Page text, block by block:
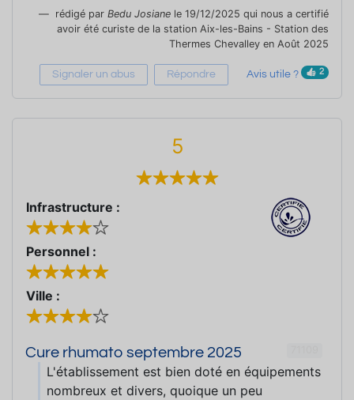
rédigé par Bedu Josiane le 19/12/2025 qui nous a certifié
avoir été curiste de la station Aix-les-Bains - Station des
Thermes Chevalley en Août 2025
Signaler un abus Répondre Avis utile ? 2
5
Infrastructure :
Personnel :
Ville :
Cure rhumato septembre 2025
L'établissement est bien doté en équipements
nombreux et divers, quoique un peu